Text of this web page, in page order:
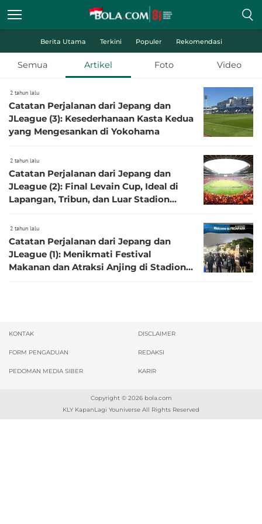
Berita Utama Terkini Populer Rekomendasi
Semua Artikel Foto Video
2 tahun lalu
Catatan Perjalanan dari Jepang dan
JLeague (3): Kesederhanaan Kasta Kedua
yang Mengesankan di Yokohama
2 tahun lalu
Catatan Perjalanan dari Jepang dan
JLeague (2): Final Levain Cup, Ideal di
Lapangan, Tribun, dan Luar Stadion
2 tahun lalu
Catatan Perjalanan dari Jepang dan
JLeague (1): Menikmati Festival
Makanan dan Atraksi Anjing di Stadion
KONTAK DISCLAIMER
FORM PENGADUAN REDAKSI
PEDOMAN MEDIA SIBER KARIR
Copyright © 2026 bola.com
KLY KapanLagi Youniverse All Rights Reserved